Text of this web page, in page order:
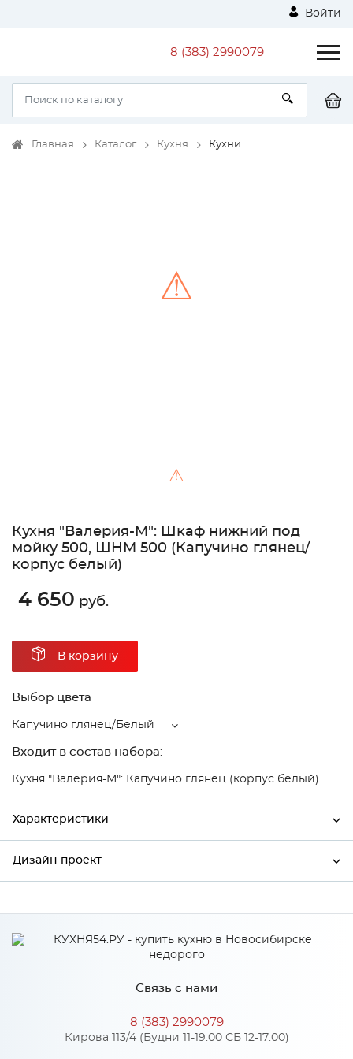
Войти
8 (383) 2990079
Главная Каталог Кухня Кухни
⚠
⚠
Кухня "Валерия-М": Шкаф нижний под
мойку 500, ШНМ 500 (Капучино глянец/
корпус белый)
4 650 руб.
В корзину
Выбор цвета
Капучино глянец/Белый
Входит в состав набора:
Кухня "Валерия-М": Капучино глянец (корпус белый)
Характеристики
Ширина
Сурская мебель
Капучино глянец/Белый
МДФ
Дизайн проект
*
Связь с нами
8 (383) 2990079
Кирова 113/4 (Будни 11-19:00 СБ 12-17:00)